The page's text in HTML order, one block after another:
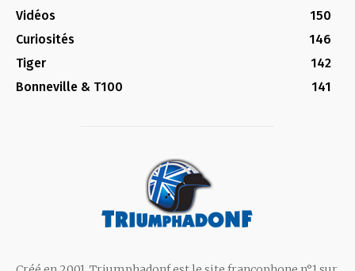
Vidéos
150
Curiosités
146
Tiger
142
Bonneville & T100
141